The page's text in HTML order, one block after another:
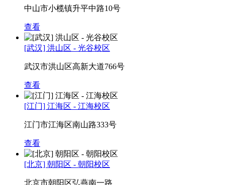
中山市小榄镇升平中路10号
查看
[武汉] 洪山区 - 光谷校区
武汉市洪山区高新大道766号
查看
[江门] 江海区 - 江海校区
江门市江海区南山路333号
查看
[北京] 朝阳区 - 朝阳校区
北京市朝阳区弘燕南一路